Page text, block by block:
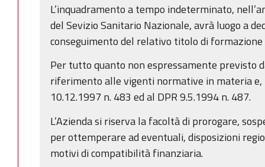
L’inquadramento a tempo indeterminato,
del Sevizio Sanitario Nazionale, avrà luogo a
conseguimento del relativo titolo di formazione
Per tutto quanto non espressamente previsto
riferimento alle vigenti normative in materia e,
10.12.1997 n. 483 ed al DPR 9.5.1994 n. 487.
L’Azienda si riserva la facoltà di prorogare,
per ottemperare ad eventuali, disposizioni
motivi di compatibilità finanziaria.